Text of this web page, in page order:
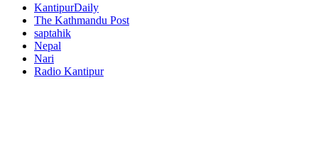
KantipurDaily
The Kathmandu Post
saptahik
Nepal
Nari
Radio Kantipur